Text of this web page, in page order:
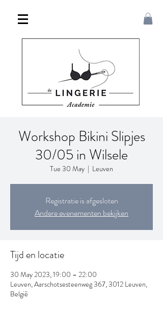
Workshop Bikini Slipjes
30/05 in Wilsele
Tue 30 May
  |
Leuven
Registratie is afgesloten
Andere evenementen bekijken
Tijd en locatie
30 May 2023, 19:00 – 22:00
Leuven, Aarschotsesteenweg 367, 3012 Leuven,
België